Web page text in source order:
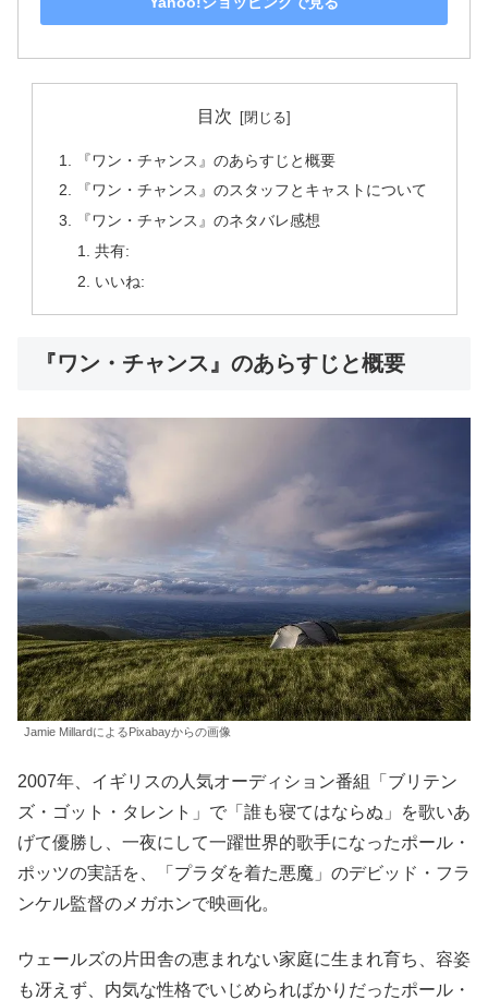
目次
『ワン・チャンス』のあらすじと概要
『ワン・チャンス』のスタッフとキャストについて
『ワン・チャンス』のネタバレ感想
共有:
いいね:
『ワン・チャンス』のあらすじと概要
Jamie MillardによるPixabayからの画像
2007年、イギリスの人気オーディション番組「ブリテン
ズ・ゴット・タレント」で「誰も寝てはならぬ」を歌いあ
げて優勝し、一夜にして一躍世界的歌手になったポール・
ポッツの実話を、「プラダを着た悪魔」のデビッド・フラ
ンケル監督のメガホンで映画化。
ウェールズの片田舎の恵まれない家庭に生まれ育ち、容姿
も冴えず、内気な性格でいじめらればかりだったポール・